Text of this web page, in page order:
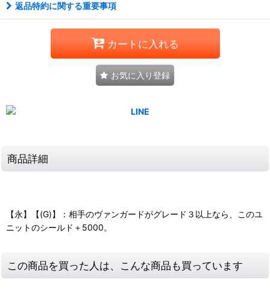
返品特約に関する重要事項
カートに入れる
お気に入り登録
商品詳細
【永】【(G)】：相手のヴァンガードがグレード３以上なら、このユ
ニットのシールド＋5000。
この商品を買った人は、こんな商品も買っています